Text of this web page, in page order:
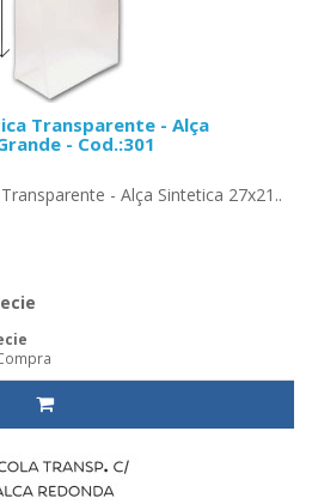
Transparente - Alça
- Cod.:301
- Alça Sintetica 27x21..